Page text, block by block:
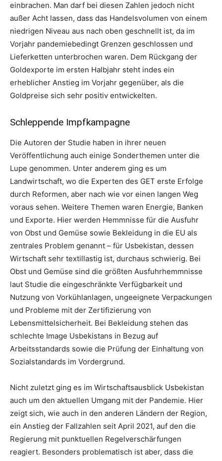
einbrachen. Man darf bei diesen Zahlen jedoch nicht
außer Acht lassen, dass das Handelsvolumen von einem
niedrigen Niveau aus nach oben geschnellt ist, da im
Vorjahr pandemiebedingt Grenzen geschlossen und
Lieferketten unterbrochen waren. Dem Rückgang der
Goldexporte im ersten Halbjahr steht indes ein
erheblicher Anstieg im Vorjahr gegenüber, als die
Goldpreise sich sehr positiv entwickelten.
Schleppende Impfkampagne
Die Autoren der Studie haben in ihrer neuen
Veröffentlichung auch einige Sonderthemen unter die
Lupe genommen. Unter anderem ging es um
Landwirtschaft, wo die Experten des GET erste Erfolge
durch Reformen, aber nach wie vor einen langen Weg
voraus sehen. Weitere Themen waren Energie, Banken
und Exporte. Hier werden Hemmnisse für die Ausfuhr
von Obst und Gemüse sowie Bekleidung in die EU als
zentrales Problem genannt – für Usbekistan, dessen
Wirtschaft sehr textillastig ist, durchaus schwierig. Bei
Obst und Gemüse sind die größten Ausfuhrhemmnisse
laut Studie die eingeschränkte Verfügbarkeit und
Nutzung von Vorkühlanlagen, ungeeignete Verpackungen
und Probleme mit der Zertifizierung von
Lebensmittelsicherheit. Bei Bekleidung stehen das
schlechte Image Usbekistans in Bezug auf
Arbeitsstandards sowie die Prüfung der Einhaltung von
Sozialstandards im Vordergrund.
Nicht zuletzt ging es im Wirtschaftsausblick Usbekistan
auch um den aktuellen Umgang mit der Pandemie. Hier
zeigt sich, wie auch in den anderen Ländern der Region,
ein Anstieg der Fallzahlen seit April 2021, auf den die
Regierung mit punktuellen Regelverschärfungen
reagiert. Besonders problematisch ist aber, dass die